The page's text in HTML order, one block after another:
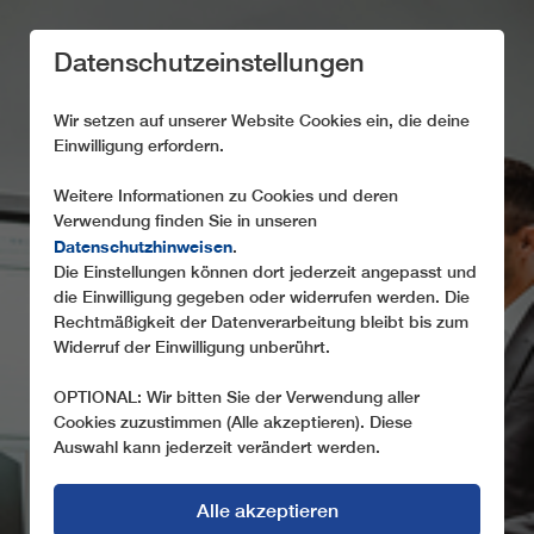
Datenschutzeinstellungen
Wir setzen auf unserer Website Cookies ein, die deine
Einwilligung erfordern.
Weitere Informationen zu Cookies und deren
Verwendung finden Sie in unseren
Datenschutzhinweisen.
Die Einstellungen können dort jederzeit angepasst und
die Einwilligung gegeben oder widerrufen werden. Die
Rechtmäßigkeit der Datenverarbeitung bleibt bis zum
Widerruf der Einwilligung unberührt.
OPTIONAL: Wir bitten Sie der Verwendung aller
Cookies zuzustimmen (Alle akzeptieren). Diese
Auswahl kann jederzeit verändert werden.
Alle akzeptieren